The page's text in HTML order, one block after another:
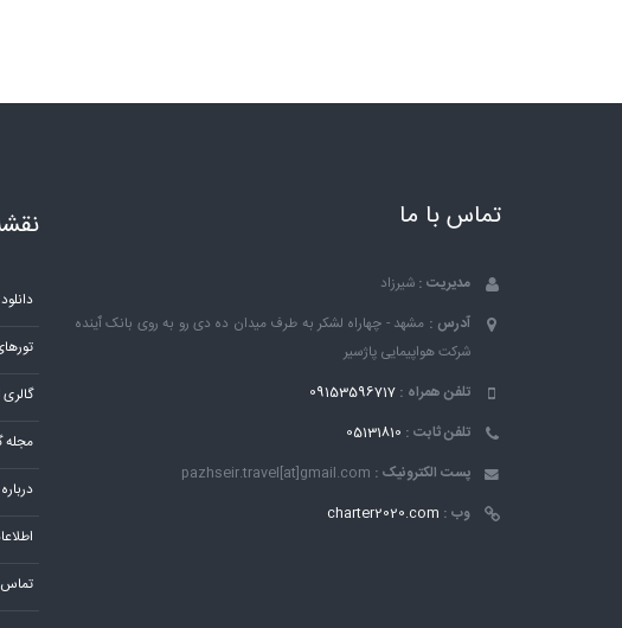
تماس با ما
مدیریت : شیرزاد
آدرس : مشهد - چهاراه لشکر به طرف میدان ده دی رو به روی بانک ٱینده
شرکت هواپیمایی پاژسیر
تلفن همراه : 09153596717
تلفن ثابت : 05131810
پست الکترونیک : pazhseir.travel[at]gmail.com
وب : charter2020.com
مجله
تماس